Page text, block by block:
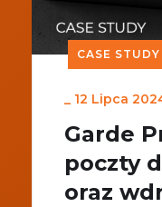
CASE STUDY
_ 12 Lipca
Garde
poczty
oraz